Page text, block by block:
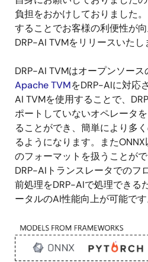
負担をおかけしておりました
することでお客様の利便性が
DRP-AI TVMをリリースいたし
DRP-AI TVMはオープンソー
Apache TVMをDRP-AIに対応
AI TVMを使用することで、
ポートしていないオペレータ
ることができ、簡単により多
るようになります。また
のフォーマットを扱うことが
DRP-AIトランスレータでのフ
前処理をDRP-AIで処理できる
ータルのAI性能向上が可能です
画
像